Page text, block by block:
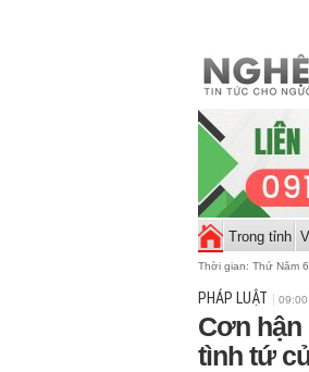
Trong tỉnh
Thời gian: Thứ Năm
PHÁP LUẬT
Cơn
tình tứ